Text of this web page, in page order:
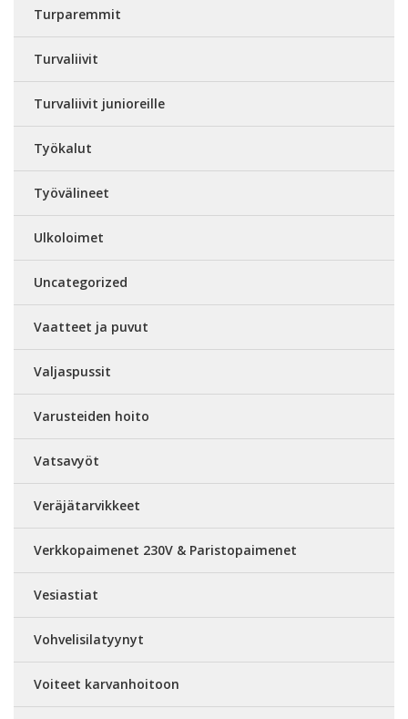
Turparemmit
Turvaliivit
Turvaliivit junioreille
Työkalut
Työvälineet
Ulkoloimet
Uncategorized
Vaatteet ja puvut
Valjaspussit
Varusteiden hoito
Vatsavyöt
Veräjätarvikkeet
Verkkopaimenet 230V & Paristopaimenet
Vesiastiat
Vohvelisilatyynyt
Voiteet karvanhoitoon